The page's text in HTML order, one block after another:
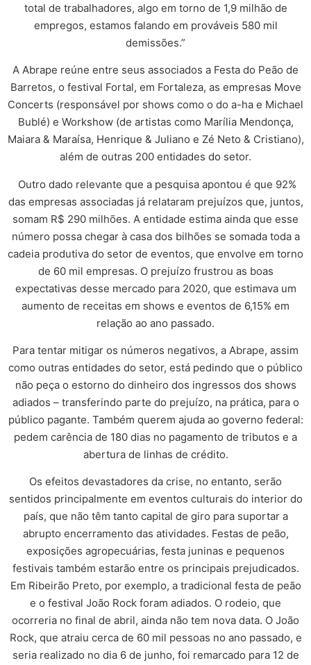
total de trabalhadores, algo em torno de 1,9 milhão de
empregos, estamos falando em prováveis 580 mil
demissões.”
A Abrape reúne entre seus associados a Festa do Peão de
Barretos, o festival Fortal, em Fortaleza, as empresas Move
Concerts (responsável por shows como o do a-ha e Michael
Bublé) e Workshow (de artistas como Marília Mendonça,
Maiara & Maraísa, Henrique & Juliano e Zé Neto & Cristiano),
além de outras 200 entidades do setor.
Outro dado relevante que a pesquisa apontou é que 92%
das empresas associadas já relataram prejuízos que, juntos,
somam R$ 290 milhões. A entidade estima ainda que esse
número possa chegar à casa dos bilhões se somada toda a
cadeia produtiva do setor de eventos, que envolve em torno
de 60 mil empresas. O prejuízo frustrou as boas
expectativas desse mercado para 2020, que estimava um
aumento de receitas em shows e eventos de 6,15% em
relação ao ano passado.
Para tentar mitigar os números negativos, a Abrape, assim
como outras entidades do setor, está pedindo que o público
não peça o estorno do dinheiro dos ingressos dos shows
adiados – transferindo parte do prejuízo, na prática, para o
público pagante. Também querem ajuda ao governo federal:
pedem carência de 180 dias no pagamento de tributos e a
abertura de linhas de crédito.
Os efeitos devastadores da crise, no entanto, serão
sentidos principalmente em eventos culturais do interior do
país, que não têm tanto capital de giro para suportar a
abrupto encerramento das atividades. Festas de peão,
exposições agropecuárias, festa juninas e pequenos
festivais também estarão entre os principais prejudicados.
Em Ribeirão Preto, por exemplo, a tradicional festa de peão
e o festival João Rock foram adiados. O rodeio, que
ocorreria no final de abril, ainda não tem nova data. O João
Rock, que atraiu cerca de 60 mil pessoas no ano passado, e
seria realizado no dia 6 de junho, foi remarcado para 12 de